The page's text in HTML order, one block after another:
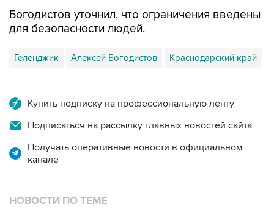
Богодистов уточнил, что ограничения введены
для безопасности людей.
Геленджик Алексей Богодистов Краснодарский край
Купить подписку на профессиональную ленту
Подписаться на рассылку главных новостей сайта
Получать оперативные новости в официальном
канале
НОВОСТИ ПО ТЕМЕ